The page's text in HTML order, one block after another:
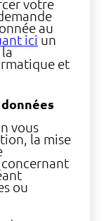
votre
au
ici un
et
vous
la mise
concernant
ou